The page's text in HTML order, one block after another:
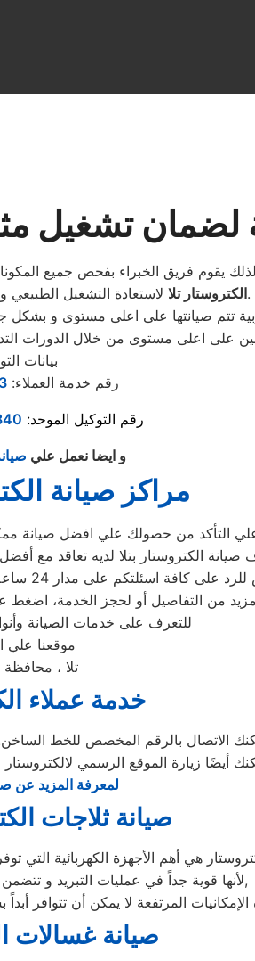
لضمان تشغيل
يقوم فريق الخبراء بفحص جميع
الكتروستار تلالاستعادة التشغيل الطبيعي وتحقيق أفضل أداء مستمر دون مشاكل.
تتم صيانتها على اعلى مستوى و
على اعلى مستوى من خلال الدورات
بيانات
رقم خدمة العملاء:
رقم التوكيل الموحد:
و ايضا نعمل علي
مراكز صيانة
علي التأكد من حصولك علي افضل صيانة
صيانة الكتروستار بتلا لديه تعاقد مع
على مدار 24 ساعة في حالة طلب مساعدتنا نعمل علي توصيل اجهزتكم
من التفاصيل أو لحجز الخدمة،
للتعرف على خدمات الصيانة
موقعنا علي
تلا ، محافظة
خدمة عملاء
الاتصال بالرقم المخصص للخط
لمعرفة المزيد عن
صيانة ثلاجات
لأنها قوية جداً في عمليات التبريد و تتضمن بعض التقنيات المتميزة كتقنية الانفلتر,
المرتفعة لا يمكن أن تتوافر
صيانة غسالات